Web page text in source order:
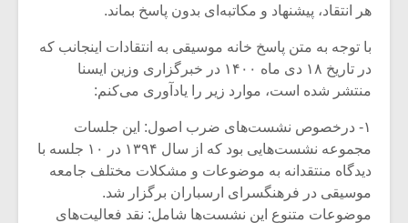
هر انتقاد، پیشنهاد و مکاتبه‌ای بدون پاسخ بماند.
با توجه به متن پاسخ خانه موسیقی به انتقادات اینجانب که
در تاریخ ۱۸ دی ماه ۱۴۰۰ در خبرگزاری وزین ایسنا
منتشر شده است، موارد زیر را یادآوری می‌کنم:
۱- درخصوص نشست‌های ضرب اصول: این جلسات
مجموعه نشست‌هایی بود که از سال ۱۳۹۴ در ۱۰ جلسه با
دیدگاه منتقدانه به موضوعات و مشکلات مختلف جامعه
موسیقی در فرهنگسرای ارسباران برگزار شد.
موضوعات متنوع این نشست‌ها شامل: نقد فعالیت‌های